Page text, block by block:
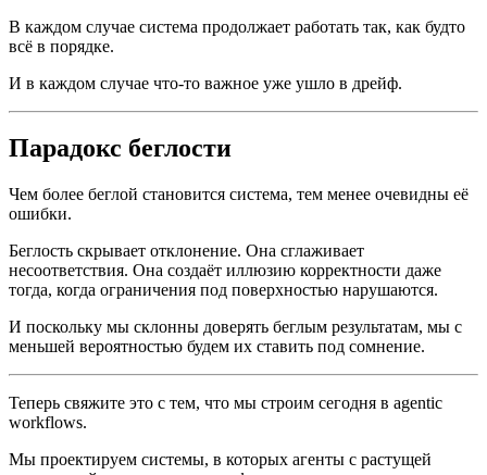
В каждом случае система продолжает работать так, как будто
всё в порядке.
И в каждом случае что-то важное уже ушло в дрейф.
Парадокс беглости
Чем более беглой становится система, тем менее очевидны её
ошибки.
Беглость скрывает отклонение. Она сглаживает
несоответствия. Она создаёт иллюзию корректности даже
тогда, когда ограничения под поверхностью нарушаются.
И поскольку мы склонны доверять беглым результатам, мы с
меньшей вероятностью будем их ставить под сомнение.
Теперь свяжите это с тем, что мы строим сегодня в agentic
workflows.
Мы проектируем системы, в которых агенты с растущей